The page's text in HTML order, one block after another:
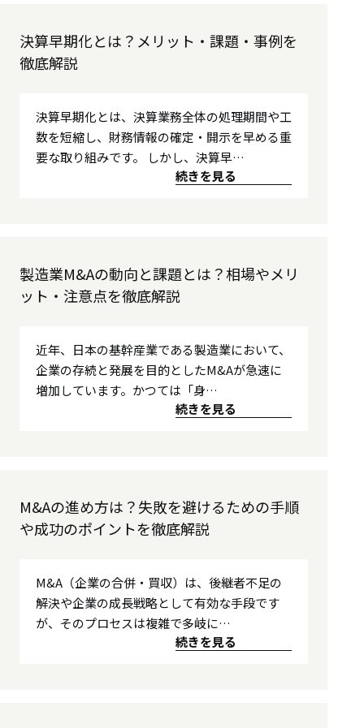
決算早期化とは？メリット・課題・事例を
徹底解説
決算早期化とは、決算業務全体の処理期間や工
数を短縮し、財務情報の確定・開示を早める重
要な取り組みです。 しかし、決算早…
続きを見る
製造業M&Aの動向と課題とは？相場やメリ
ット・注意点を徹底解説
近年、日本の基幹産業である製造業において、
企業の存続と発展を目的としたM&Aが急速に
増加しています。かつては「身…
続きを見る
M&Aの進め方は？失敗を避けるための手順
や成功のポイントを徹底解説
M&A（企業の合併・買収）は、後継者不足の
解決や企業の成長戦略として有効な手段です
が、そのプロセスは複雑で多岐に…
続きを見る